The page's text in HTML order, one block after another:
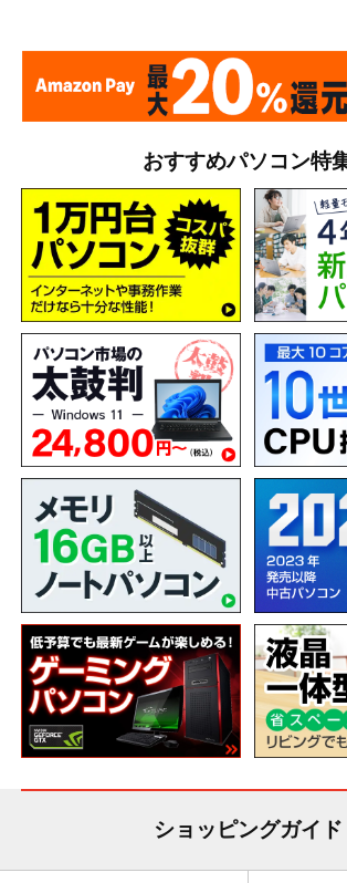
おすすめパソコン特
ショッピングガイド